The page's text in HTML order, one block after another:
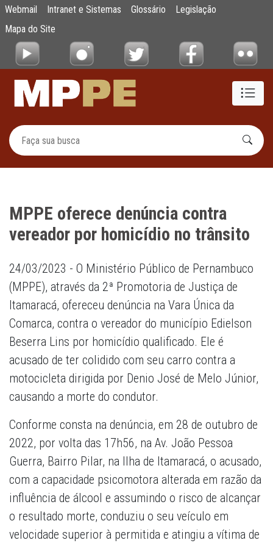
Pular para o Conteúdo principal
MPPE oferece denúncia contra vereador
Webmail Intranet e Sistemas Glossário
Legislação
Mapa do Site
MPPE oferece denúncia contra
vereador por homicídio no trânsito
24/03/2023 - O Ministério Público de Pernambuco
(MPPE), através da 2ª Promotoria de Justiça de
Itamaracá, ofereceu denúncia na Vara Única da
Comarca, contra o vereador do município Edielson
Beserra Lins por homicídio qualificado. Ele é
acusado de ter colidido com seu carro contra a
motocicleta dirigida por Denio José de Melo Júnior,
causando a morte do condutor.
Conforme consta na denúncia, em 28 de outubro de
2022, por volta das 17h56, na Av. João Pessoa
Guerra, Bairro Pilar, na Ilha de Itamaracá, o acusado,
com a capacidade psicomotora alterada em razão da
influência de álcool e assumindo o risco de alcançar
o resultado morte, conduziu o seu veículo em
velocidade superior à permitida e atingiu a vítima de